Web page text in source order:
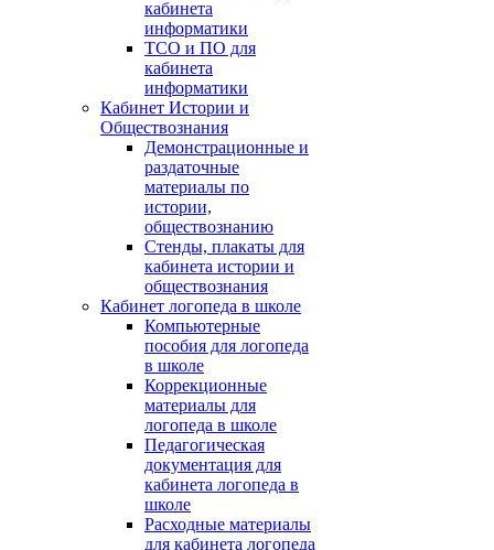
кабинета
информатики
ТСО и ПО для
кабинета
информатики
Кабинет Истории и
Обществознания
Демонстрационные и
раздаточные
материалы по
истории,
обществознанию
Стенды, плакаты для
кабинета истории и
обществознания
Кабинет логопеда в школе
Компьютерные
пособия для логопеда
в школе
Коррекционные
материалы для
логопеда в школе
Педагогическая
документация для
кабинета логопеда в
школе
Расходные материалы
для кабинета логопеда